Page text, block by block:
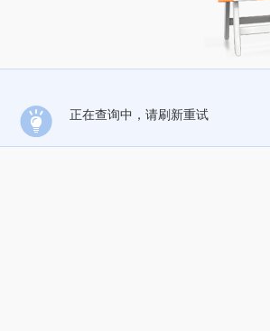
正在查询中，请刷新重试